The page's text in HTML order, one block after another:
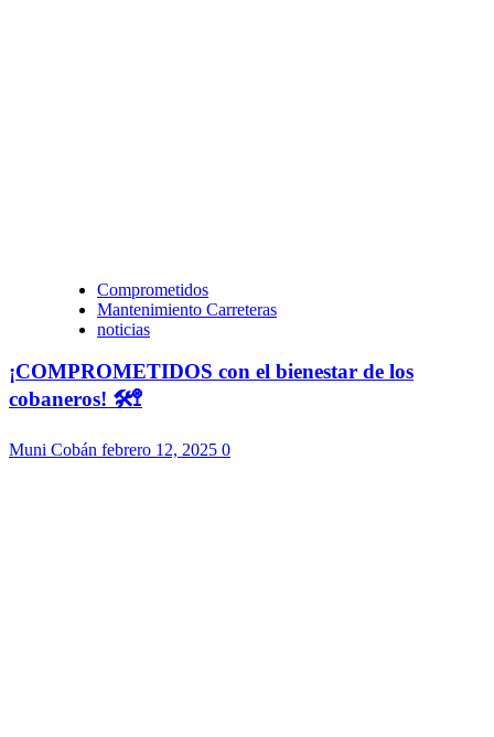
Comprometidos
Mantenimiento Carreteras
noticias
¡COMPROMETIDOS con el bienestar de los
cobaneros! 🛠️🚏
Muni Cobán febrero 12, 2025 0